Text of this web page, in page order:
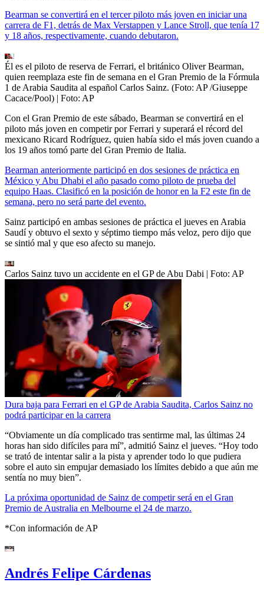
Bearman se convertirá en el tercer piloto más joven en iniciar una
carrera de F1, detrás de Max Verstappen y Lance Stroll, que tenía 17
y 18 años, respectivamente, cuando debutaron.
Él es el piloto de reserva de Ferrari, el británico Oliver Bearman,
quien reemplaza este fin de semana en el Gran Premio de la Fórmula
1 de Arabia Saudita al español Carlos Sainz. (Foto: AP /Giuseppe
Cacace/Pool) | Foto: AP
Con el Gran Premio de este sábado, Bearman se convertirá en el
piloto más joven en competir por Ferrari y superará el récord del
mexicano Ricard Rodríguez, quien había sido el más joven cuando a
los 19 años tomó parte del Gran Premio de Italia.
Bearman anteriormente participó en dos sesiones de práctica en
México y Abu Dhabi el año pasado como piloto de prueba del
equipo Haas. Clasificó en la posición de honor en la F2 este fin de
semana, pero no será parte del evento.
Sainz participó en ambas sesiones de práctica el jueves en Arabia
Saudí y obtuvo el sexto y séptimo tiempo más veloz, pero dijo que
se sintió mal y que eso afecto su manejo.
Carlos Sainz tuvo un accidente en el GP de Abu Dabi | Foto: AP
Dura baja para Ferrari en el GP de Arabia Saudita, Carlos Sainz no
podrá participar en la carrera
“Obviamente un día complicado tras sentirme mal, las últimas 24
horas han sido difíciles para mí”, admitió Sainz el jueves. “Hoy todo
se trató de intentar salir a la pista y aprender todo lo que pudiera
sobre el auto sin empujar demasiado los límites debido a que aún me
sentía no muy bien”.
La próxima oportunidad de Sainz de competir será en el Gran
Premio de Australia en Melbourne el 24 de marzo.
*Con información de AP
Andrés Felipe Cárdenas